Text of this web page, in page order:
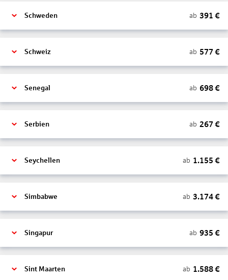
Schweden ab 391 €
Schweiz ab 577 €
Senegal ab 698€
Serbien ab 267 €
Seychellen ab 1.155 €
Simbabwe ab 3.174€
Singapur ab 935 €
Sint Maarten ab 1.588€